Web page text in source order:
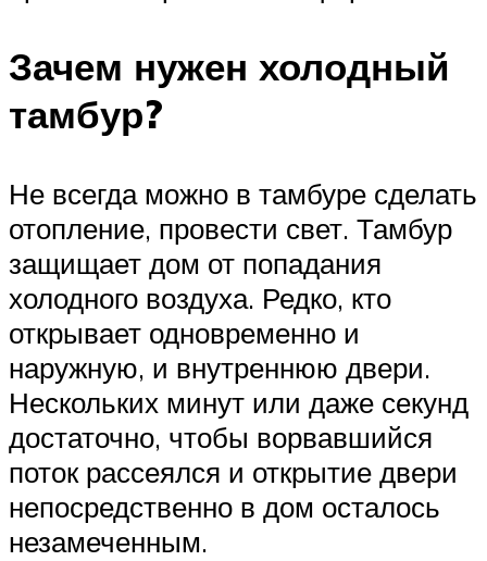
Зачем нужен холодный
тамбур?
Не всегда можно в тамбуре сделать
отопление, провести свет. Тамбур
защищает дом от попадания
холодного воздуха. Редко, кто
открывает одновременно и
наружную, и внутреннюю двери.
Нескольких минут или даже секунд
достаточно, чтобы ворвавшийся
поток рассеялся и открытие двери
непосредственно в дом осталось
незамеченным.